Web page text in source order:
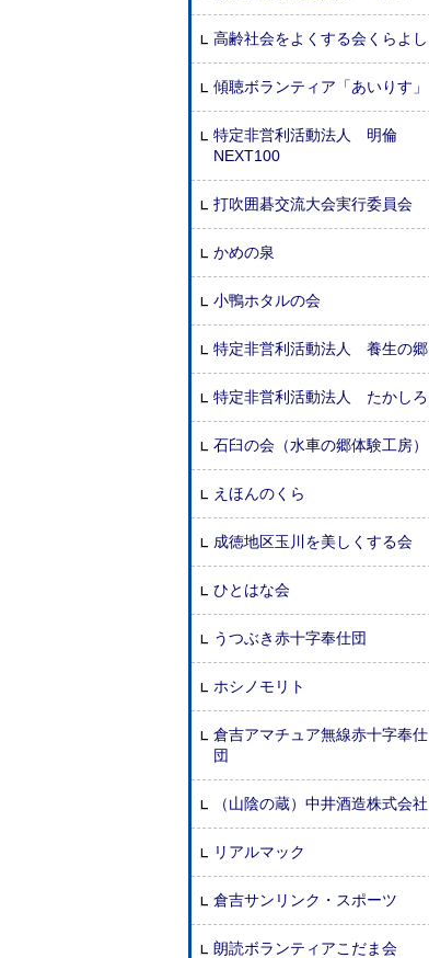
高齢社会をよくする会くらよし
傾聴ボランティア「あいりす」
特定非営利活動法人 明倫
NEXT100
打吹囲碁交流大会実行委員会
かめの泉
小鴨ホタルの会
特定非営利活動法人 養生の郷
特定非営利活動法人 たかしろ
石臼の会（水車の郷体験工房）
えほんのくら
成徳地区玉川を美しくする会
ひとはな会
うつぶき赤十字奉仕団
ホシノモリト
倉吉アマチュア無線赤十字奉仕
団
（山陰の蔵）中井酒造株式会社
リアルマック
倉吉サンリンク・スポーツ
朗読ボランティアこだま会